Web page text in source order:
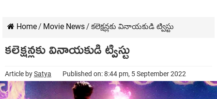
Home/ Movie News/ కలెక్షన్లకు వినాయకుడి ట్విస్టు
కలెక్షన్లకు వినాయకుడి ట్విస్టు
Article bySatya Published on: 8:44 pm, 5 September 2022